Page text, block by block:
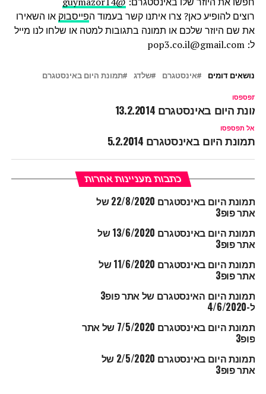
רוצים להופיע כאן? צרו איתנו קשר בעמוד הפייסבוק או השאירו
את שם היוזר שלכם או תמונה בתגובות למטה או שלחו לנו מייל
ל: pop3.co.il@gmail.com
נושאים דומים אינסטגרם שלדג תמונת היום באינסטגרם
תפספסו
היום באינסטגרם 13.2.2014
אל תפספסו
תמונת היום באינסטגרם 5.2.2014
כתבות מעניינות אחרות
תמונת היום באינסטגרם 22/8/2020 של
אתר פופ3
תמונת היום באינסטגרם 13/6/2020 של
אתר פופ3
תמונת היום באינסטגרם 11/6/2020 של
אתר פופ3
תמונת היום האינסטגרם של אתר פופ3
ל-4/6/2020
תמונת היום באינסטגרם 7/5/2020 של אתר
פופ3
תמונת היום באינסטגרם 2/5/2020 של
אתר פופ3